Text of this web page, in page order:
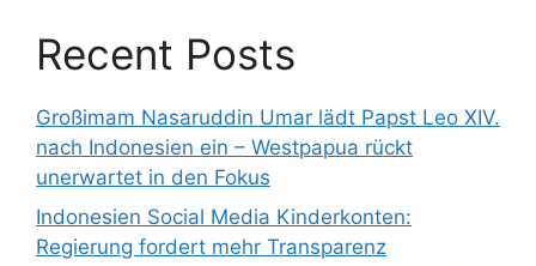
Recent Posts
Großimam Nasaruddin Umar lädt Papst Leo XIV.
nach Indonesien ein – Westpapua rückt
unerwartet in den Fokus
Indonesien Social Media Kinderkonten:
Regierung fordert mehr Transparenz